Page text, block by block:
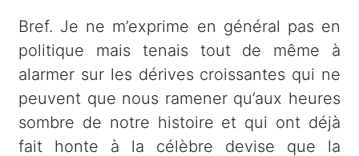
Bref. Je ne m’exprime en général pas en
politique mais tenais tout de même à
alarmer sur les dérives croissantes qui ne
peuvent que nous ramener qu’aux heures
sombre de notre histoire et qui ont déjà
fait honte à la célèbre devise que la